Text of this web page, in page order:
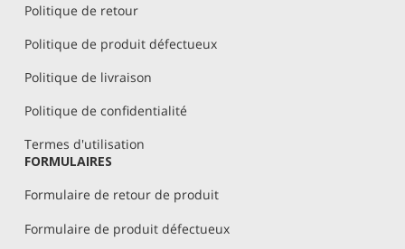
Politique de retour
Politique de produit défectueux
Politique de livraison
Politique de confidentialité
Termes d'utilisation
FORMULAIRES
Formulaire de retour de produit
Formulaire de produit défectueux